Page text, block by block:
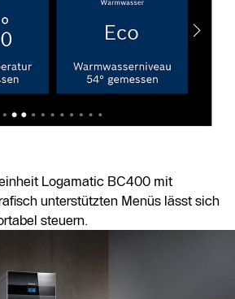
Logamatic BC400 mit
unterstützten Menüs lässt sich
steuern.